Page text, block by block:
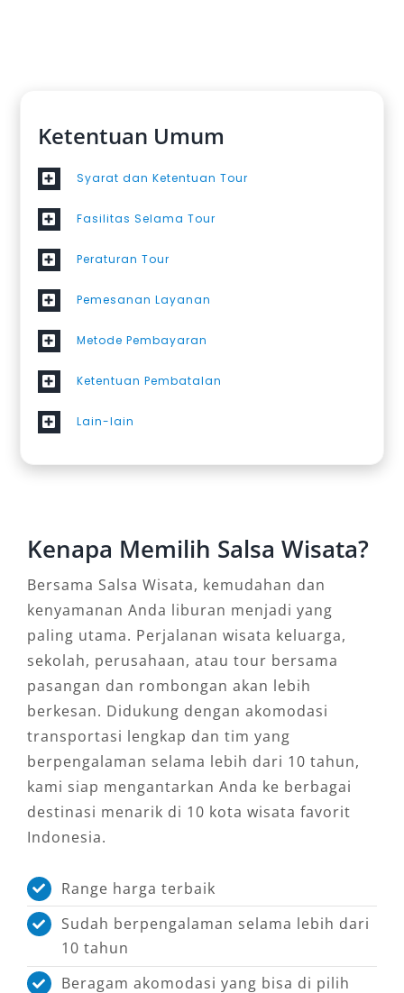
Ketentuan Umum
Syarat dan Ketentuan Tour
Fasilitas Selama Tour
Peraturan Tour
Pemesanan Layanan
Metode Pembayaran
Ketentuan Pembatalan
Lain-lain
Kenapa Memilih Salsa Wisata?
Bersama Salsa Wisata, kemudahan dan
kenyamanan Anda liburan menjadi yang
paling utama. Perjalanan wisata keluarga,
sekolah, perusahaan, atau tour bersama
pasangan dan rombongan akan lebih
berkesan. Didukung dengan akomodasi
transportasi lengkap dan tim yang
berpengalaman selama lebih dari 10 tahun,
kami siap mengantarkan Anda ke berbagai
destinasi menarik di 10 kota wisata favorit
Indonesia.
Range harga terbaik
Sudah berpengalaman selama lebih dari
10 tahun
Beragam akomodasi yang bisa di pilih